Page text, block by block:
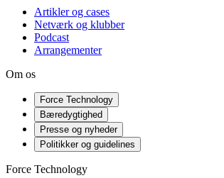
Artikler og cases
Netværk og klubber
Podcast
Arrangementer
Om os
Force Technology
Bæredygtighed
Presse og nyheder
Politikker og guidelines
Force Technology